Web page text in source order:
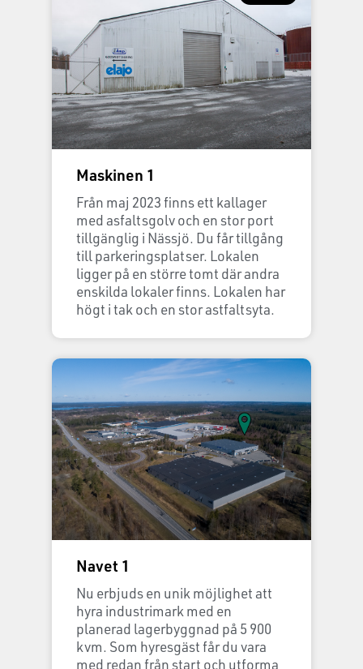
Maskinen 1
Från maj 2023 finns ett kallager
med asfaltsgolv och en stor port
tillgänglig i Nässjö. Du får tillgång
till parkeringsplatser. Lokalen
ligger på en större tomt där andra
enskilda lokaler finns. Lokalen har
högt i tak och en stor astfaltsyta.
Navet 1
Nu erbjuds en unik möjlighet att
hyra industrimark med en
planerad lagerbyggnad på 5 900
kvm. Som hyresgäst får du vara
med redan från start och utforma